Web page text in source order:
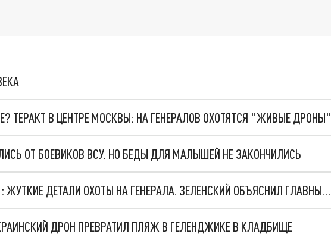
ТЕРАКТ В ЦЕНТРЕ МОСКВЫ: НА ГЕНЕРАЛОВ ОХОТЯТСЯ "ЖИВЫЕ ДРОНЫ"
ОТ БОЕВИКОВ ВСУ. НО БЕДЫ ДЛЯ МАЛЫШЕЙ НЕ ЗАКОНЧИЛИСЬ
"МЫ ВАС ЗАСТАВИМ": ЖУТКИЕ ДЕТАЛИ ОХОТЫ НА ГЕНЕРАЛА. ЗЕЛЕНСКИЙ ОБЪЯСНИЛ ГЛАВНЫЙ СМЫСЛ ТЕРАКТА В ЦЕНТРЕ МОСКВЫ
ДРОН ПРЕВРАТИЛ ПЛЯЖ В ГЕЛЕНДЖИКЕ В КЛАДБИЩЕ